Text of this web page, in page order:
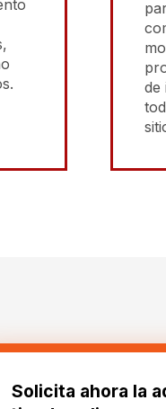
de
Solicita ahora la